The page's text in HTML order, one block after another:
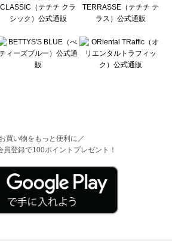
買い物をもっと便利に／
員登録で100ポイントプレゼント！